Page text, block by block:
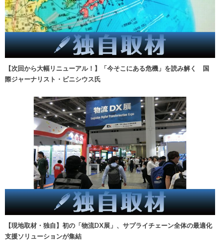
【次回から大幅リニューアル！】「今そこにある危機」を読み解く 国
際ジャーナリスト・ビニシウス氏
【現地取材・独自】初の「物流DX展」、サプライチェーン全体の最適化
支援ソリューションが集結